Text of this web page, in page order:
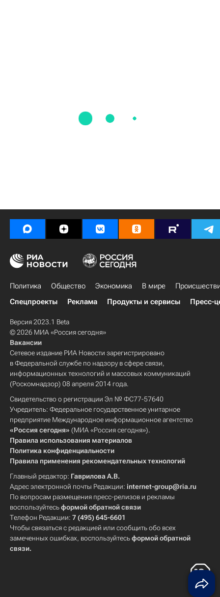
Политика Общество Экономика В мире
Спецпроекты
Реклама Продукты и сервисы Пресс-
Версия 2023.1 Beta
© 2026 МИА «Россия сегодня»
Вакансии
Сетевое издание РИА Новости зарегистрировано
в Федеральной службе по надзору в сфере связи,
информационных технологий и массовых коммуникаций
(Роскомнадзор) 08 апреля 2014 года.
Свидетельство о регистрации Эл № ФС77-57640
Учредитель: Федеральное государственное унитарное
предприятие Международное информационное агентство
«Россия сегодня» (МИА «Россия сегодня»).
Правила использования материалов
Политика конфиденциальности
Правила применения рекомендательных технологий
Главный редактор: Гаврилова А.В.
Адрес электронной почты Редакции: internet-group@ria.ru
По вопросам размещения пресс-релизов и рекламы
воспользуйтесьформой обратной связи
Телефон Редакции: 7 (495) 645-6601
Чтобы связаться с редакцией или сообщить обо всех
замеченных ошибках, воспользуйтесьформой обратной
связи.